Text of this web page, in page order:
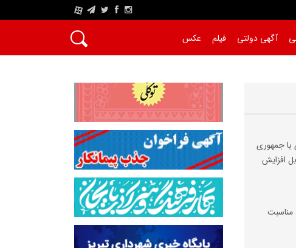
A
آگهی دولتی فیلم عکس
با جمهوری
افزایش
مناسبت